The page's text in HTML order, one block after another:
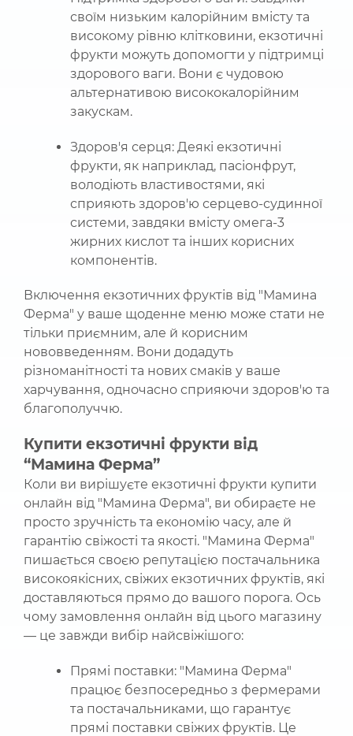
своїм низьким калорійним вмісту та
високому рівню клітковини, екзотичні
фрукти можуть допомогти у підтримці
здорового ваги. Вони є чудовою
альтернативою висококалорійним
закускам.
Здоров'я серця: Деякі екзотичні
фрукти, як наприклад, пасіонфрут,
володіють властивостями, які
сприяють здоров'ю серцево-судинної
системи, завдяки вмісту омега-3
жирних кислот та інших корисних
компонентів.
Включення екзотичних фруктів від "Мамина
Ферма" у ваше щоденне меню може стати не
тільки приємним, але й корисним
нововведенням. Вони додадуть
різноманітності та нових смаків у ваше
харчування, одночасно сприяючи здоров'ю та
благополуччю.
Купити екзотичні фрукти від
“Мамина Ферма”
Коли ви вирішуєте екзотичні фрукти купити
онлайн від "Мамина Ферма", ви обираєте не
просто зручність та економію часу, але й
гарантію свіжості та якості. "Мамина Ферма"
пишається своєю репутацією постачальника
високоякісних, свіжих екзотичних фруктів, які
доставляються прямо до вашого порога. Ось
чому замовлення онлайн від цього магазину
— це завжди вибір найсвіжішого:
Прямі поставки: "Мамина Ферма"
працює безпосередньо з фермерами
та постачальниками, що гарантує
прямі поставки свіжих фруктів. Це